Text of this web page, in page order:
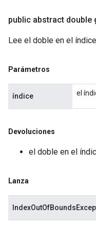
public abstract double
Lee el doble en el
Parámetros
índice el
Devoluciones
el doble en el
Lanza